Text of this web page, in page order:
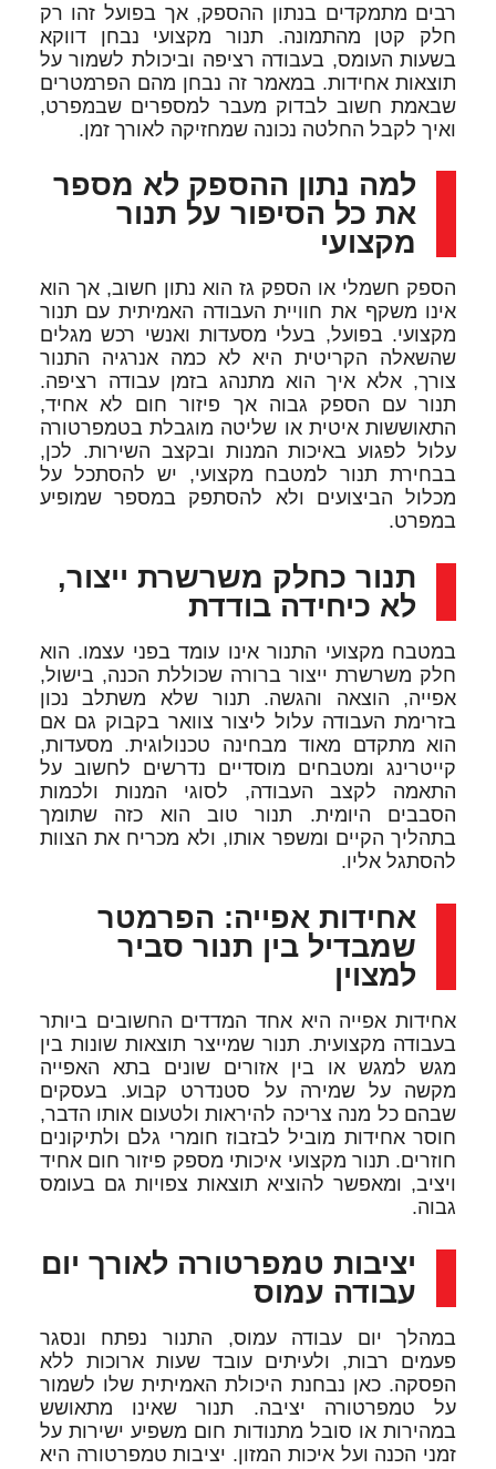
רבים מתמקדים בנתון ההספק, אך בפועל זהו רק
חלק קטן מהתמונה. תנור מקצועי נבחן דווקא
בשעות העומס, בעבודה רציפה וביכולת לשמור על
תוצאות אחידות. במאמר זה נבחן מהם הפרמטרים
שבאמת חשוב לבדוק מעבר למספרים שבמפרט,
ואיך לקבל החלטה נכונה שמחזיקה לאורך זמן.
למה נתון ההספק לא מספר
את כל הסיפור על תנור
מקצועי
הספק חשמלי או הספק גז הוא נתון חשוב, אך הוא
אינו משקף את חוויית העבודה האמיתית עם תנור
מקצועי. בפועל, בעלי מסעדות ואנשי רכש מגלים
שהשאלה הקריטית היא לא כמה אנרגיה התנור
צורך, אלא איך הוא מתנהג בזמן עבודה רציפה.
תנור עם הספק גבוה אך פיזור חום לא אחיד,
התאוששות איטית או שליטה מוגבלת בטמפרטורה
עלול לפגוע באיכות המנות ובקצב השירות. לכן,
בבחירת תנור למטבח מקצועי, יש להסתכל על
מכלול הביצועים ולא להסתפק במספר שמופיע
במפרט.
תנור כחלק משרשרת ייצור,
לא כיחידה בודדת
במטבח מקצועי התנור אינו עומד בפני עצמו. הוא
חלק משרשרת ייצור ברורה שכוללת הכנה, בישול,
אפייה, הוצאה והגשה. תנור שלא משתלב נכון
בזרימת העבודה עלול ליצור צוואר בקבוק גם אם
הוא מתקדם מאוד מבחינה טכנולוגית. מסעדות,
קייטרינג ומטבחים מוסדיים נדרשים לחשוב על
התאמה לקצב העבודה, לסוגי המנות ולכמות
הסבבים היומית. תנור טוב הוא כזה שתומך
בתהליך הקיים ומשפר אותו, ולא מכריח את הצוות
להסתגל אליו.
אחידות אפייה: הפרמטר
שמבדיל בין תנור סביר
למצוין
אחידות אפייה היא אחד המדדים החשובים ביותר
בעבודה מקצועית. תנור שמייצר תוצאות שונות בין
מגש למגש או בין אזורים שונים בתא האפייה
מקשה על שמירה על סטנדרט קבוע. בעסקים
שבהם כל מנה צריכה להיראות ולטעום אותו הדבר,
חוסר אחידות מוביל לבזבוז חומרי גלם ולתיקונים
חוזרים. תנור מקצועי איכותי מספק פיזור חום אחיד
ויציב, ומאפשר להוציא תוצאות צפויות גם בעומס
גבוה.
יציבות טמפרטורה לאורך יום
עבודה עמוס
במהלך יום עבודה עמוס, התנור נפתח ונסגר
פעמים רבות, ולעיתים עובד שעות ארוכות ללא
הפסקה. כאן נבחנת היכולת האמיתית שלו לשמור
על טמפרטורה יציבה. תנור שאינו מתאושש
במהירות או סובל מתנודות חום משפיע ישירות על
זמני הכנה ועל איכות המזון. יציבות טמפרטורה היא